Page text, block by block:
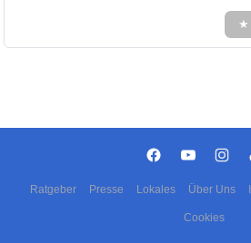
★
Ratgeber Presse Lokales Über Uns
Cookies